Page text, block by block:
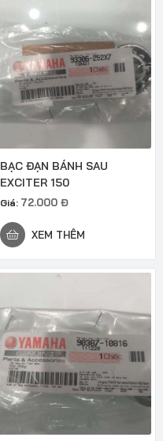
BẠC ĐẠN BÁNH SAU
EXCITER 150
Giá: 72.000 Đ
XEM THÊM